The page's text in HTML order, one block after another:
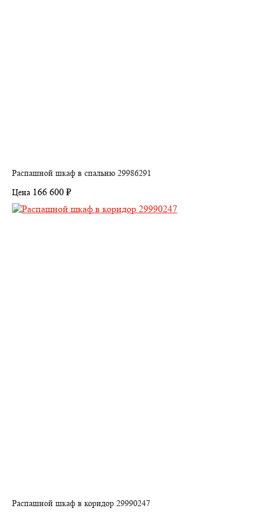
Распашной шкаф в спальню 29986291
Цена 166 600 ₽
Распашной шкаф в коридор 29990247